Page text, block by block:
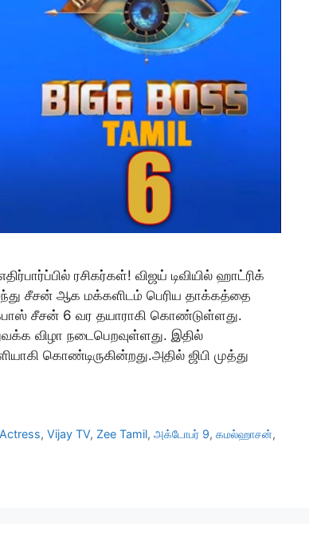
ரசிகர்கள்! விஜய் டிவியில் ஹாட்ரிக்
சீசன் ஆக மக்களிடம் பெரிய தாக்கத்தை
சீசன் 6 வர தயாராகி கொண்டுள்ளது.
விழா நடைபெறவுள்ளது. இதில்
கொண்டிருகின்றது.அதில் ஜிபி முத்து
,Vijay TV, Zee Tamil,அக்டோபர் 9,கமல்ஹாசன்,